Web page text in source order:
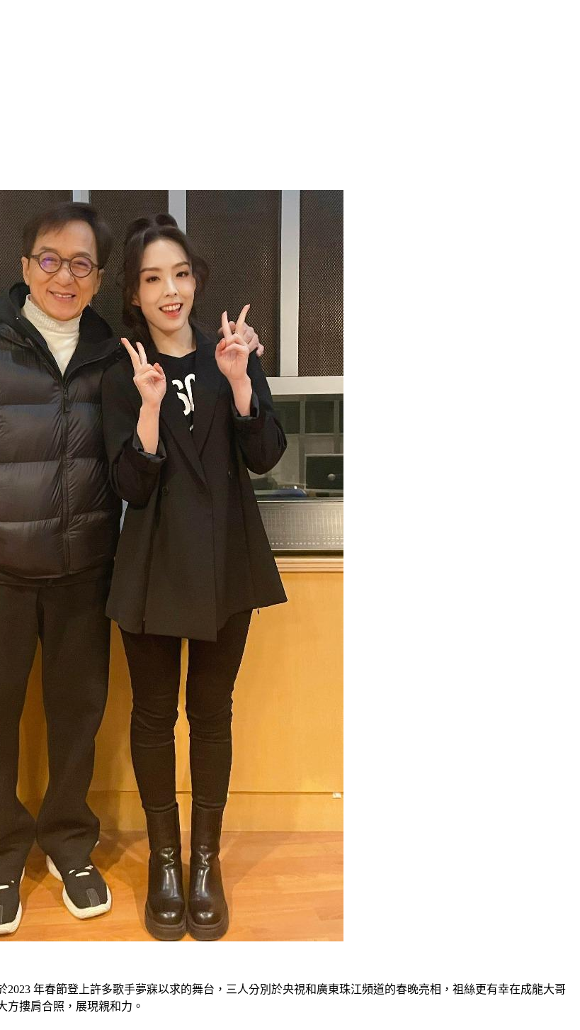
年春節登上許多歌手夢寐以求的舞台，三人分別於央視和廣東珠江頻道的春晚亮相，祖絲更有幸在成龍大哥
方摟肩合照，展現親和力。